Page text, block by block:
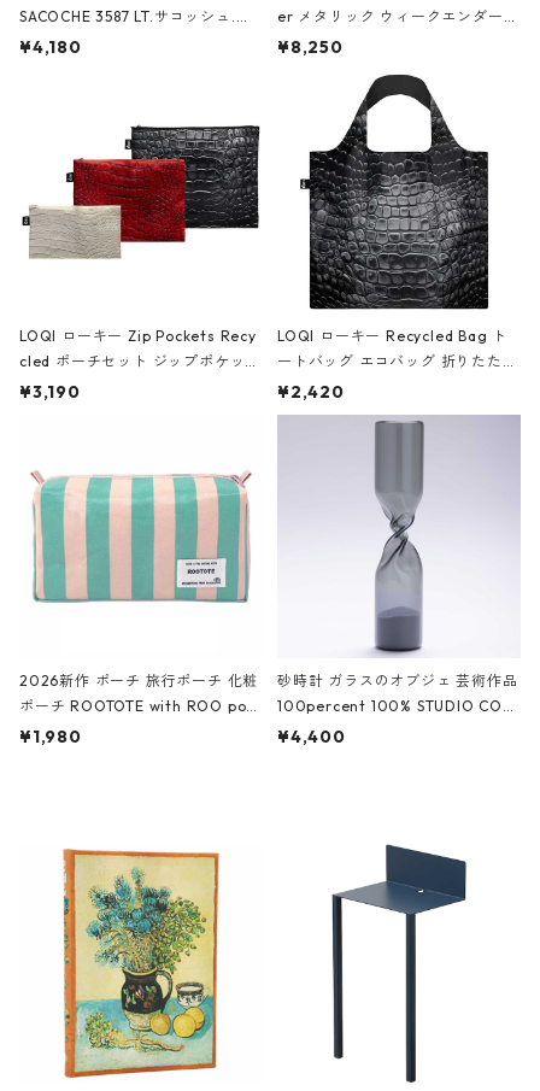
SACOCHE 3587 LT.サコッシュ.ル
ミエ-B ショルダーバッグ グロスピ
¥4,180
er メタリック ウィークエンダー
ボストンバッグ ショルダーバッグ
Black ジャン=ミッシェル・バスキ
ア/クラウン ブラック
¥8,250
LOQI ローキー Zip Pockets Recy
cled ポーチセット ジップポケット
ファスナーポーチ 撥水加工 トラベ
ーガンディー、オフホワイト
¥3,190
LOQI ローキー Recycled Bag ト
ートバッグ エコバッグ 折りたたみ
大きめ 撥水加工 収納ポーチ CRO
CODILE/Black クロコダイル/ブラ
¥2,420
2026新作 ポーチ 旅行ポーチ 化粧
ポーチ ROOTOTE with ROO pou
ch 3532 ルートート WR.ポーチ.ラ
¥1,980
砂時計 ガラスのオブジェ 芸術作品
100percent 100% STUDIO COH
AKU Timeless 100パーセント ス
¥4,400